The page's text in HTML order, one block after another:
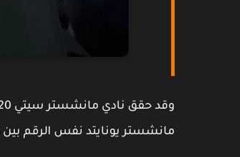
مانشستر يونايتد نفس الرقم بين ديسمبر عام 2010،